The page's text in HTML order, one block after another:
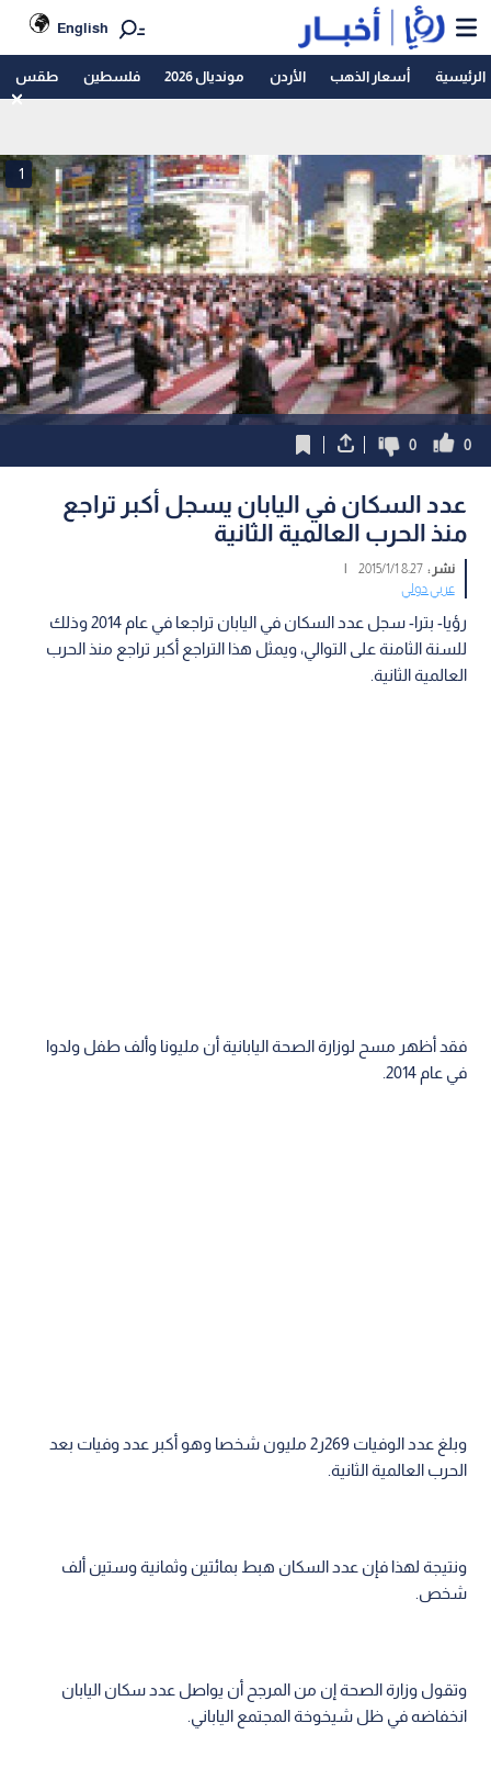
English
الرئيسية أسعار الذهب الأردن مونديال 2026 فلسطين طقس
1
0
0
عدد السكان في اليابان يسجل أكبر تراجع
منذ الحرب العالمية الثانية
نشر :8:27 2015/1/1
|
عربي دولي
رؤيا- بترا- سجل عدد السكان في اليابان تراجعا في عام 2014 وذلك
للسنة الثامنة على التوالي، ويمثل هذا التراجع أكبر تراجع منذ الحرب
العالمية الثانية.
فقد أظهر مسح لوزارة الصحة اليابانية أن مليونا وألف طفل ولدوا
في عام 2014.
وبلغ عدد الوفيات 269ر2 مليون شخصا وهو أكبر عدد وفيات بعد
الحرب العالمية الثانية.
ونتيجة لهذا فإن عدد السكان هبط بمائتين وثمانية وستين ألف
شخص.
وتقول وزارة الصحة إن من المرجح أن يواصل عدد سكان اليابان
انخفاضه في ظل شيخوخة المجتمع الياباني.